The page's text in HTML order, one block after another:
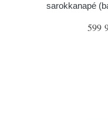
sarokkanapé
599